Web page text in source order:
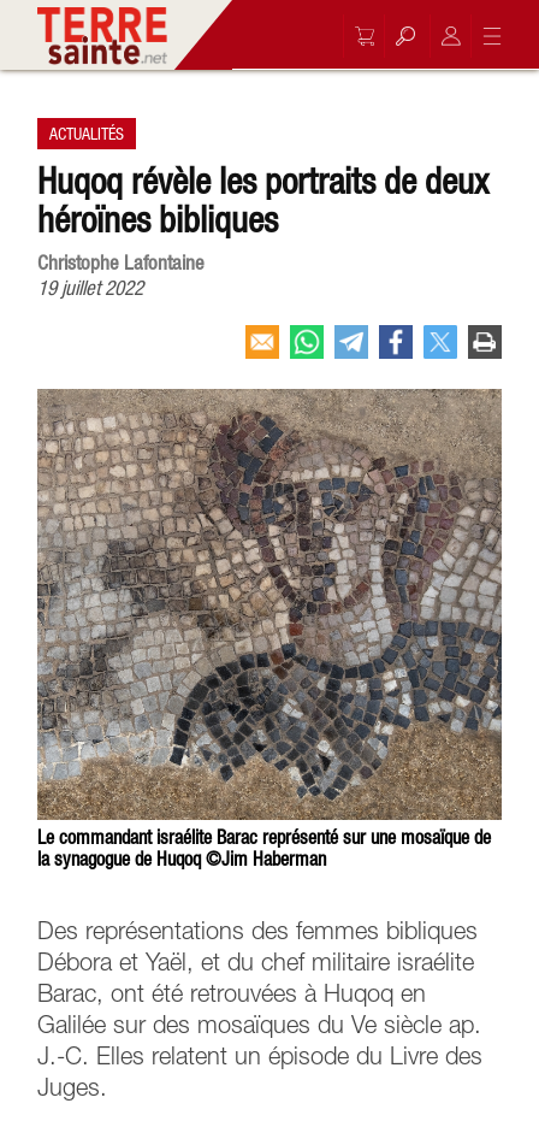
ACTUALITÉS
Huqoq révèle les portraits de deux
héroïnes bibliques
Christophe Lafontaine
19 juillet 2022
Le commandant israélite Barac représenté sur une mosaïque de
la synagogue de Huqoq ©Jim Haberman
Des représentations des femmes bibliques
Débora et Yaël, et du chef militaire israélite
Barac, ont été retrouvées à Huqoq en
Galilée sur des mosaïques du Ve siècle ap.
J.-C. Elles relatent un épisode du Livre des
Juges.